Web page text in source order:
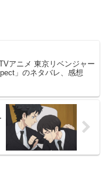
アニメ 東京リベンジャー
」のネタバレ、感想